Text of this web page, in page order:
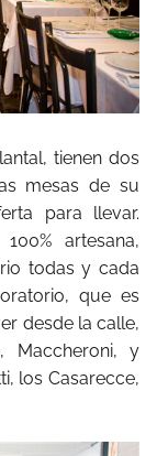
tienen dos
mesas de su
para llevar.
artesana,
todas y cada
que es
desde la calle,
Maccheroni, y
los Casarecce,